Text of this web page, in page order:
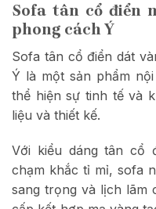
Sofa tân cổ điển
phong cách Ý
Sofa tân cổ điển dát
Ý là một sản phẩm
thể hiện sự tinh tế và
liệu và thiết kế.
Với kiểu dáng tân cổ
chạm khắc tỉ mỉ, sofa
sang trọng và lịch lãm